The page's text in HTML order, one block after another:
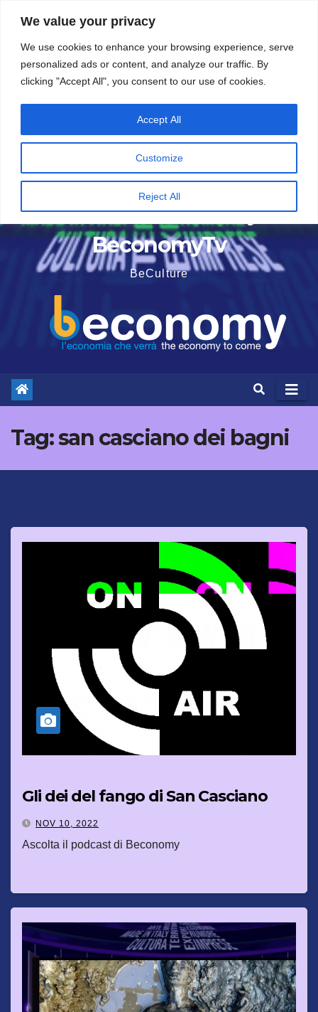
We value your privacy
We use cookies to enhance your browsing experience, serve
personalized ads or content, and analyze our traffic. By
clicking "Accept All", you consent to our use of cookies.
Customize
Reject All
Accept All
contenuto
5 Agosto 2026
BeconomyTv
BeCulture
Tag:san casciano dei bagni
Gli dei del fango di San Casciano
NOV 10, 2022
Ascolta il podcast di Beconomy